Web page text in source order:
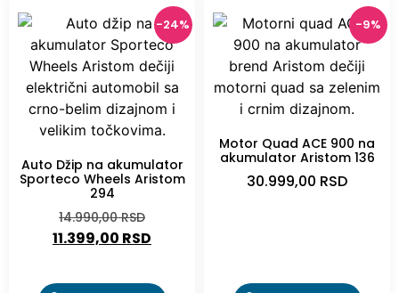
-24%
Auto Džip na akumulator
Sporteco Wheels Aristom
294
14.990,00RSD
11.399,00 RSD
-9%
Motor Quad ACE 900 na
akumulator Aristom 136
30.999,00 RSD